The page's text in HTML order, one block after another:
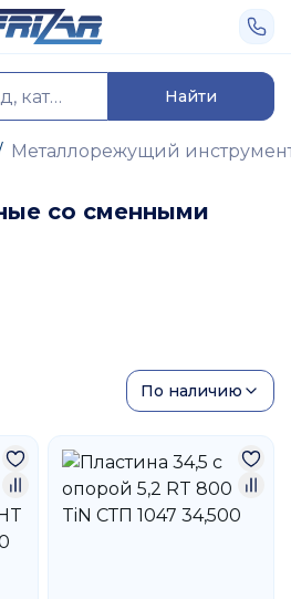
Найти
Металлорежущий
со сменными
По наличию